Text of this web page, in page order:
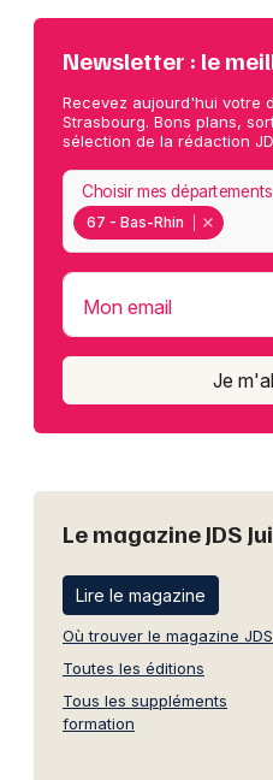
Newsletter : le
Recevez aujourd'hui votre
Strasbourg. Bons plans,
sélection de la rédaction
67 - Bas-Rhin
Choisir mes départements
Mon email
Je
Le magazine JDS
Lire le magazine
Où trouver le magazine
Toutes les éditions
Tous les suppléments
formation